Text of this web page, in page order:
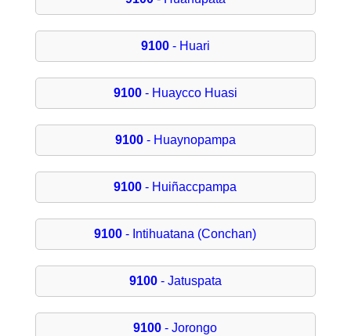
9100- Huari
9100- Huaycco Huasi
9100- Huaynopampa
9100 - Huiñaccpampa
9100 - Intihuatana (Conchan)
9100- Jatuspata
9100 - Jorongo